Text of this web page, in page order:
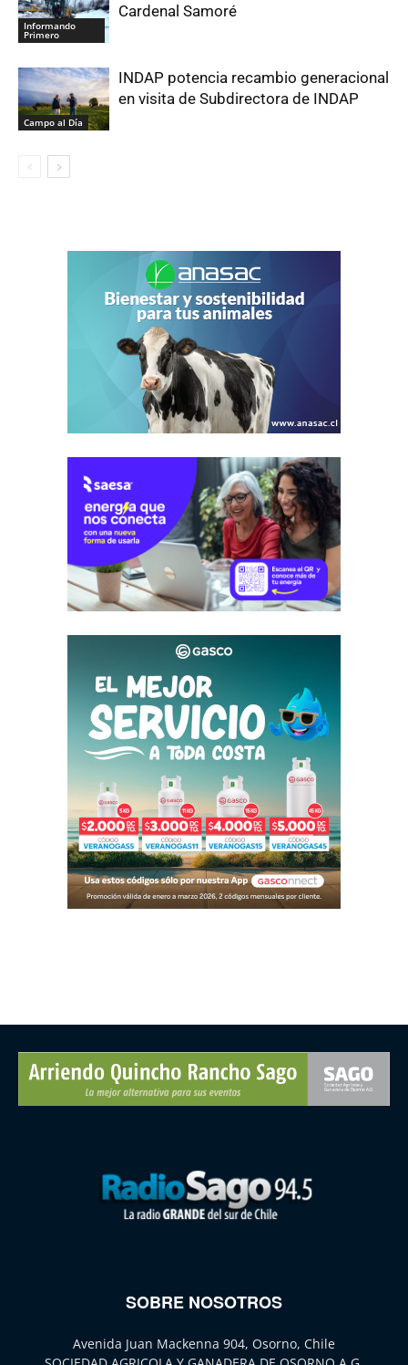
Informando
Primero
Cardenal Samoré
Campo al Día
INDAP potencia recambio generacional
en visita de Subdirectora de INDAP
SOBRE NOSOTROS
Avenida Juan Mackenna 904, Osorno, Chile